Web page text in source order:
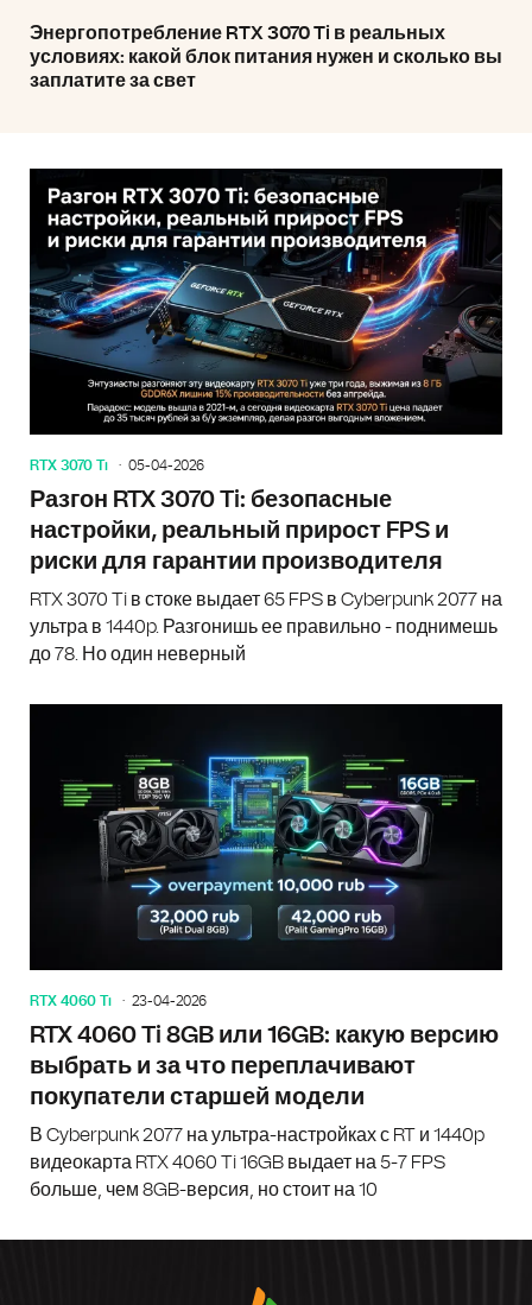
Энергопотребление RTX 3070 Ti в реальных
условиях: какой блок питания нужен и сколько вы
заплатите за свет
RTX 3070 Ti 05-04-2026
Разгон RTX 3070 Ti: безопасные
настройки, реальный прирост FPS и
риски для гарантии производителя
RTX 3070 Ti в стоке выдает 65 FPS в Cyberpunk 2077 на
ультра в 1440p. Разгонишь ее правильно - поднимешь
до 78. Но один неверный
RTX 4060 Ti 23-04-2026
RTX 4060 Ti 8GB или 16GB: какую версию
выбрать и за что переплачивают
покупатели старшей модели
В Cyberpunk 2077 на ультра-настройках с RT и 1440p
видеокарта RTX 4060 Ti 16GB выдает на 5-7 FPS
больше, чем 8GB-версия, но стоит на 10